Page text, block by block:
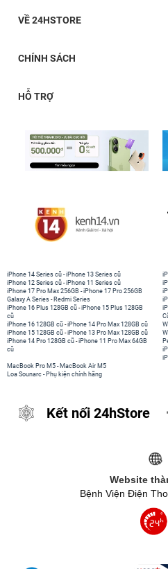
VỀ 24HSTORE
CHÍNH SÁCH
HỖ TRỢ
iPhone 14 Series cũ -iPhone 13 Series cũ
iPhone 12 Series cũ -iPhone 11 Series cũ
iPhone 17 Pro Max 256GB -iPhone 17 Pro 256GB
Galaxy A Series - Redmi Series
iPhone 16 Plus 128GB cũ -iPhone 15 Plus 128GB
cũ
iPhone 16 128GB cũ -iPhone 14 Pro Max 128GB cũ
iPhone 15 128GB cũ -iPhone 13 Pro Max 128GB cũ
iPhone 14 Pro 128GB cũ -iPhone 11 Pro Max 64GB
cũ
MacBook Pro M5 - MacBook Air M5
Loa Sounarc - Phụ kiện chính hãng
Kết nối 24hStore
Website
Bệnh Viện Điện